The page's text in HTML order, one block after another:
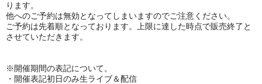
ります。
他へのご予約は無効となってしまいますのでご注意ください。
ご予約は先着順となっております。上限に達した時点で販売終了と
させていただきます。
※開催期間の表記について。
・開催表記初日のみ生ライブ＆配信